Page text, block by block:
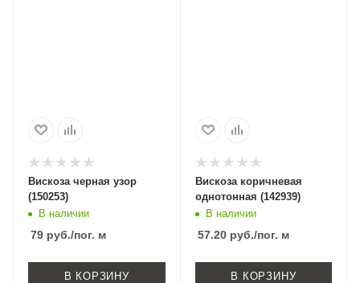
Вискоза черная узор
(150253)
В наличии
79 руб./пог. м
В КОРЗИНУ
Вискоза коричневая
однотонная (142939)
В наличии
57.20руб./пог. м
В КОРЗИНУ